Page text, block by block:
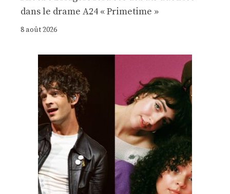
dans le drame A24 « Primetime »
8 août 2026